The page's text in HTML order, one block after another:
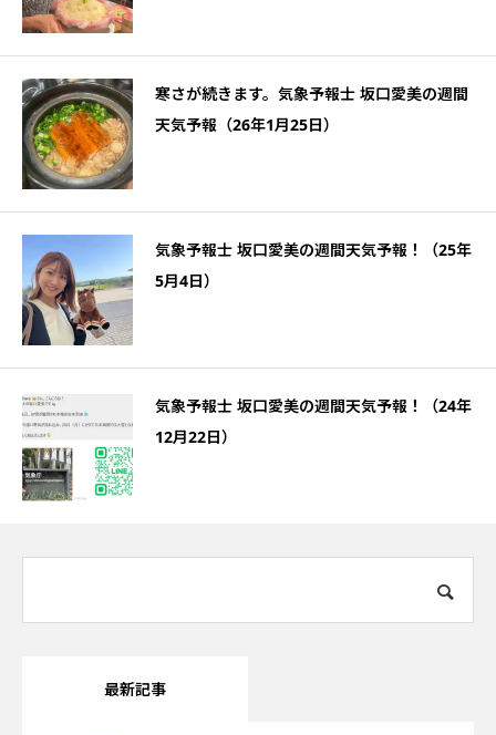
寒さが続きます。気象予報士 坂口愛美の週間
天気予報（26年1月25日）
気象予報士 坂口愛美の週間天気予報！（25年
5月4日）
気象予報士 坂口愛美の週間天気予報！（24年
12月22日）
最新記事